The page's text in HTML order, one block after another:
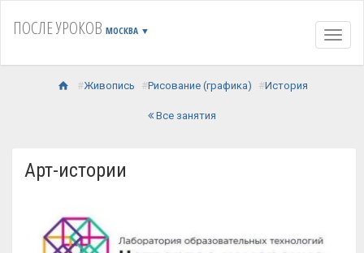
ПОСЛЕ УРОКОВ МОСКВА ▼
Живопись Рисование (графика) История
Все занятия
Арт-истории